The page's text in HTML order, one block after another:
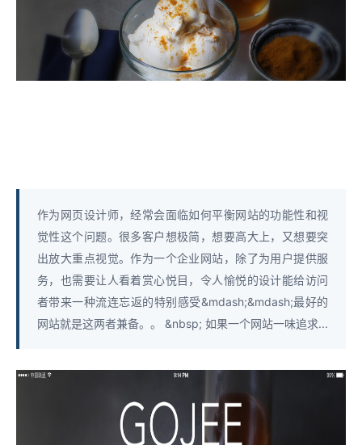
作为网页设计师，经常会面临如何平衡网站的功能性和视
觉性这个问题。很多客户想极简，想要高大上，又想要突
出放大重点视觉。作为一个企业网站，除了为用户提供服
务，也需要让人看着赏心悦目，令人愉悦的设计能给访问
者带来一种流连忘返的特别感受&mdash;&mdash;最好的
网站就是这两者兼备。。 &nbsp; 如果一个网站一味追求...